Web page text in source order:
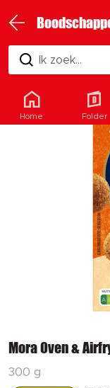
Ik zoek...
Mora Oven &
300 g
Home Folder